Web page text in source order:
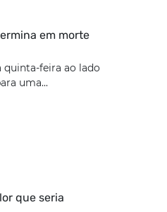
em morte
feira ao lado
uma...
que seria